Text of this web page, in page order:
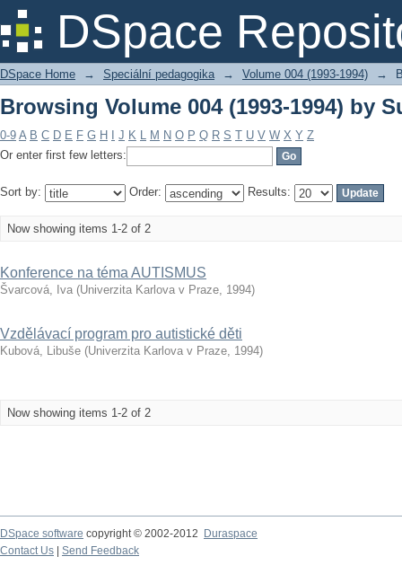
DSpace
Browsing Volume 004 (1993-1994) by
DSpace Home → Speciální pedagogika → Volume 004 (1993-1994) →
Browsing Volume 004 (1993-1994) by
0-9 A B C D E F G H J K L M N O P Q R S T U V W X Y Z
Or enter first few letters:
Sort by: Order: Results:
Now showing items 1-2 of 2
Konference na téma AUTISMUS
Švarcová, Iva (Univerzita Karlova v Praze, 1994)
Vzdělávací program pro autistické děti
Kubová, Libuše (Univerzita Karlova v Praze, 1994)
Now showing items 1-2 of 2
DSpace software copyright © 2002-2012
Duraspace
Contact Us
Send Feedback